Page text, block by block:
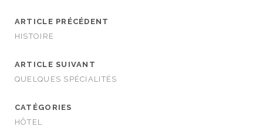
ARTICLE PRÉCÉDENT
HISTOIRE
ARTICLE SUIVANT
QUELQUES SPÉCIALITÉS
CATÉGORIES
HÔTEL